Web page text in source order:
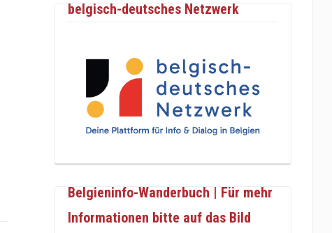
belgisch-deutsches Netzwerk
Belgieninfo-Wanderbuch | Für mehr
Informationen bitte auf das Bild